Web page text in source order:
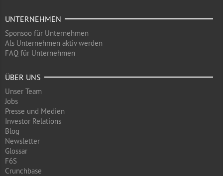
UNTERNEHMEN
Sponsoo für Unternehmen
Als Unternehmen aktiv werden
FAQ für Unternehmen
ÜBER UNS
Unser Team
Jobs
Presse und Medien
Investor Relations
Blog
Newsletter
Glossar
F6S
Crunchbase